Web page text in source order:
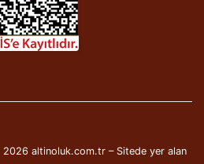
altinoluk.com.tr – Sitede yer alan